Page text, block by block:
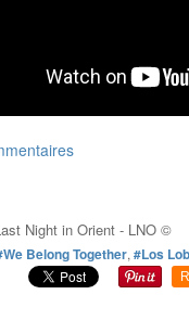
Night in Orient - LNO ©
Belong Together, #Los